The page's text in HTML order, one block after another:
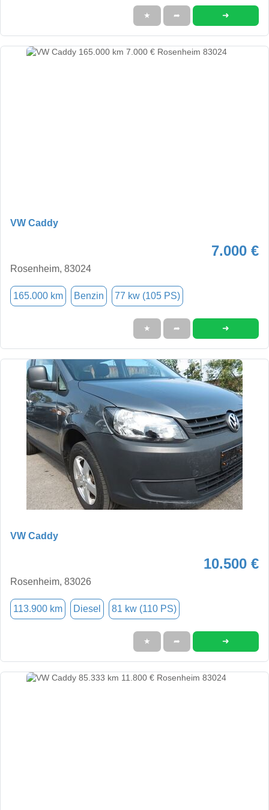
★ ➦ ➜
VW Caddy
7.000 €
Rosenheim, 83024
165.000 km Benzin 77 kw (105 PS)
★ ➦ ➜
VW Caddy
10.500 €
Rosenheim, 83026
113.900 km Diesel 81 kw (110 PS)
★ ➦ ➜